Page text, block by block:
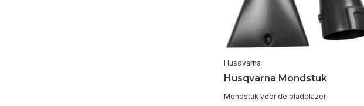
Husqvarna
Husqvarna Mondstuk
Mondstuk voor de bladblazer